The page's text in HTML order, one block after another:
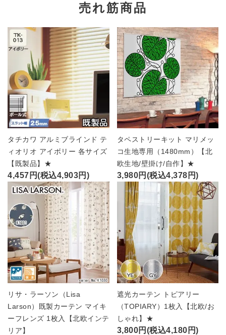
売れ筋商品
タチカワ アルミブラインド テ
ィオリオ アイボリー 各サイズ
【既製品】★
4,457円(税込4,903円)
タペストリーキット マリメッ
コ生地専用（1480mm）【北
欧生地/壁掛け/自作】★
3,980円(税込4,378円)
リサ・ラーソン（Lisa
Larson）既製カーテン マイキ
ーフレンズ 1枚入【北欧インテ
リア】
遮光カーテン トピアリー
（TOPIARY）1枚入【北欧/お
しゃれ】★
3,800円(税込4,180円)